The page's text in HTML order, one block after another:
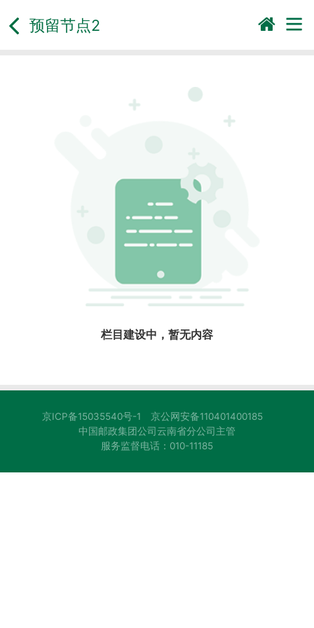
预留节点2
栏目建设中，暂无内容
京ICP备15035540号-1 京公网安备110401400185
中国邮政集团公司云南省分公司主管
服务监督电话：010-11185